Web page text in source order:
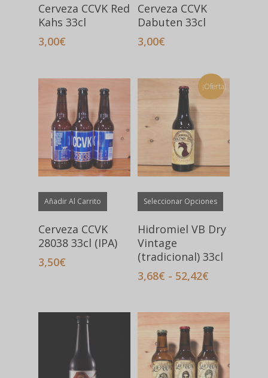
Cerveza CCVK Red
Kahs 33cl
3,00€
Cerveza CCVK
Dabuten 33cl
3,00€
Añadir Al Carrito
Cerveza CCVK
28038 33cl (IPA)
3,50€
¡Oferta!
Seleccionar Opciones
Este
múltiples
pueden
la
Hidromiel VB Dry
Vintage
(tradicional) 33cl
3,68€ - 52,42€
desde
3,68€
hasta
52,42€